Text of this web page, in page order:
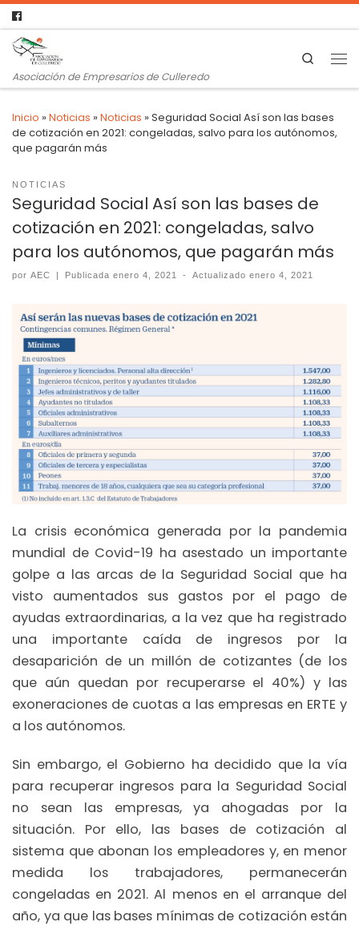
Asociación de Empresarios de Culleredo
Search
Inicio »Noticias »Noticias »Seguridad Social Así son las bases
de cotización en 2021: congeladas, salvo para los autónomos,
que pagarán más
NOTICIAS
Seguridad Social Así son las bases de
cotización en 2021: congeladas, salvo
para los autónomos, que pagarán más
por AEC | Publicadaenero 4, 2021 - Actualizadoenero 4, 2021
La crisis económica generada por la pandemia
mundial de Covid-19 ha asestado un importante
golpe a las arcas de la Seguridad Social que ha
visto aumentados sus gastos por el pago de
ayudas extraordinarias, a la vez que ha registrado
una importante caída de ingresos por la
desaparición de un millón de cotizantes (de los
que aún quedan por recuperarse el 40%) y las
exoneraciones de cuotas a las empresas en ERTE y
a los autónomos.
Sin embargo, el Gobierno ha decidido que la vía
para recuperar ingresos para la Seguridad Social
no sean las empresas, ya ahogadas por la
situación. Por ello, las bases de cotización al
sistema que abonan los empleadores y, en menor
medida los trabajadores, permanecerán
congeladas en 2021. Al menos en el arranque del
año, ya que las bases mínimas de cotización están